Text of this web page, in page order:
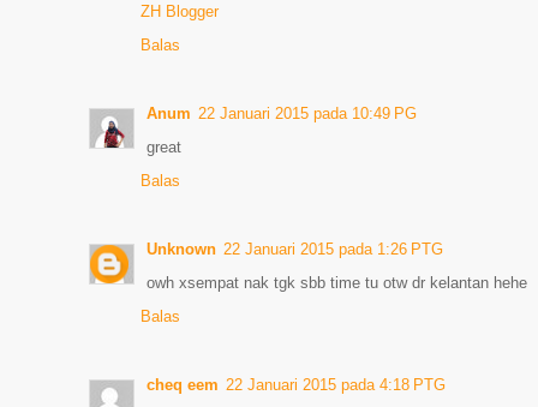
ZH Blogger
Balas
Anum 22 Januari 2015 pada 10:49 PG
great
Balas
Unknown 22 Januari 2015 pada 1:26 PTG
owh xsempat nak tgk sbb time tu otw dr kelantan hehe
Balas
cheq eem 22 Januari 2015 pada 4:18 PTG